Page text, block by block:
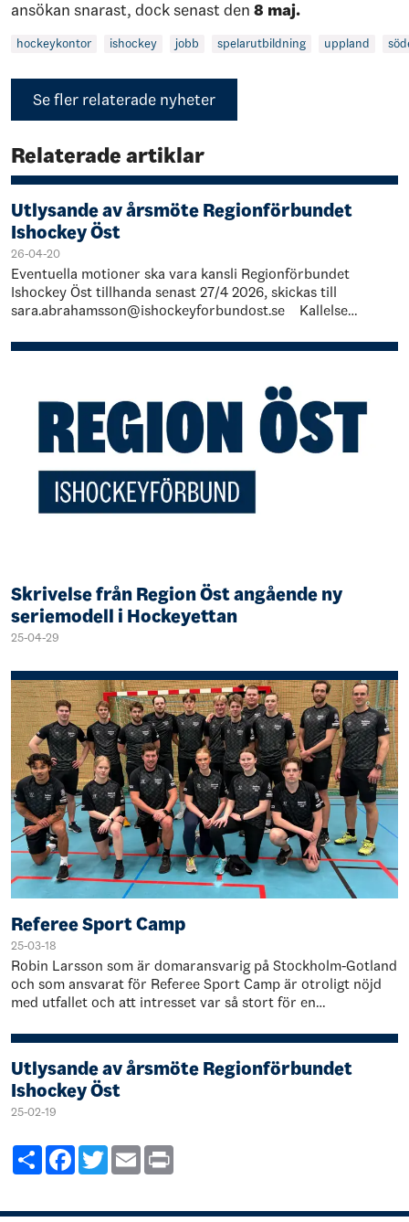
ansökan snarast, dock senast den 8 maj.
hockeykontor ishockey jobb spelarutbildning uppland
Se fler relaterade nyheter
Relaterade artiklar
Utlysande av årsmöte Regionförbundet
Ishockey Öst
26-04-20
Eventuella motioner ska vara kansli Regionförbundet
Ishockey Öst tillhanda senast 27/4 2026, skickas till
sara.abrahamsson@ishockeyforbundost.se Kallelse
Skrivelse från Region Öst angående ny
seriemodell i Hockeyettan
25-04-29
Referee Sport Camp
25-03-18
Robin Larsson som är domaransvarig på Stockholm-Gotland
och som ansvarat för Referee Sport Camp är otroligt nöjd
med utfallet och att intresset var så stort för en
Utlysande av årsmöte Regionförbundet
Ishockey Öst
25-02-19
ShareFacebook
TwitterEmail